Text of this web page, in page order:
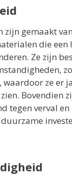
zijn gemaakt van
die een
Ze zijn
waardoor ze er
Bovendien
tegen verval